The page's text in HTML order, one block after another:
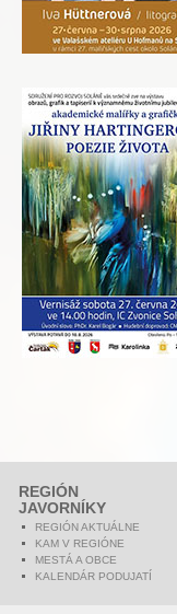
REGIÓN
JAVORNÍKY
REGIÓN AKTUÁLNE
KAM V REGIÓNE
MESTÁ A OBCE
KALENDÁR PODUJATÍ